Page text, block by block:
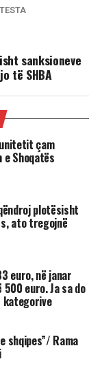
sanksioneve
të SHBA
çam
Shoqatës
plotësisht
ato tregojnë
euro, në janar
euro. Ja sa do
shqipes”/ Rama